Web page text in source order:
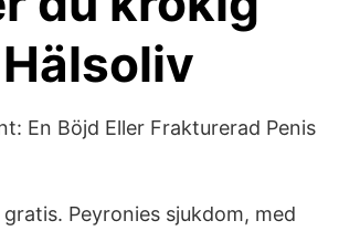
En Böjd Eller Frakturerad Penis
Peyronies sjukdom, med